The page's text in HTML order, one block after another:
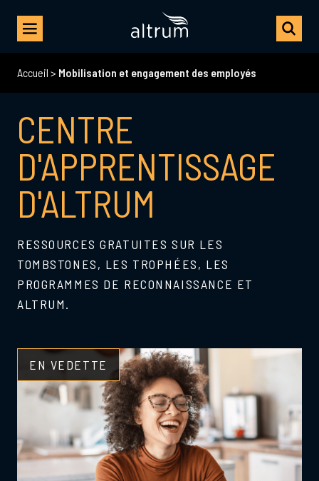
Accueil > Mobilisation et engagement des employés
CENTRE
D'APPRENTISSAGE
D'ALTRUM
RESSOURCES GRATUITES SUR LES
TOMBSTONES, LES TROPHÉES, LES
PROGRAMMES DE RECONNAISSANCE ET
ALTRUM.
EN VEDETTE